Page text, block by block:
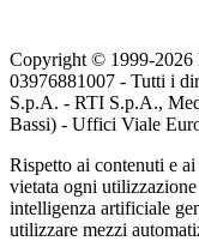
Copyright © 1999-2026
03976881007 - Tutti i
S.p.A. - RTI S.p.A.,
Bassi) - Uffici Viale
Rispetto ai contenuti e
vietata ogni
intelligenza artificiale
utilizzare mezzi